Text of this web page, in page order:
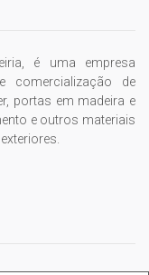
é uma empresa
comercialização de
portas em madeira e
e outros materiais